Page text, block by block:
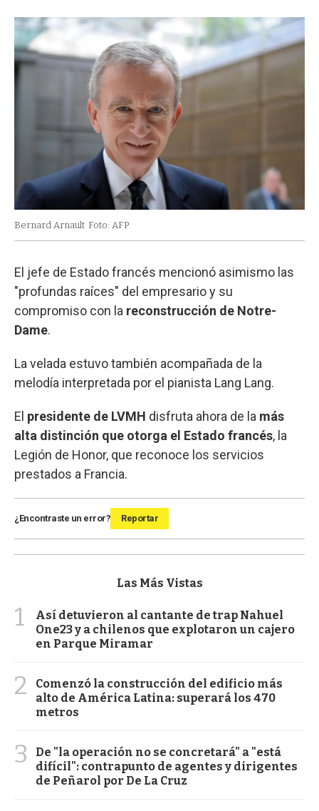
Bernard Arnault Foto: AFP
El jefe de Estado francés mencionó asimismo las
"profundas raíces" del empresario y su
compromiso con la reconstrucción de Notre-
Dame.
La velada estuvo también acompañada de la
melodía interpretada por el pianista Lang Lang.
El presidente de LVMH disfruta ahora de la más
alta distinción que otorga el Estado francés, la
Legión de Honor, que reconoce los servicios
prestados a Francia.
¿Encontraste un error? Reportar
Las Más Vistas
1
Así detuvieron al cantante de trap Nahuel
One23 y a chilenos que explotaron un cajero
en Parque Miramar
2
Comenzó la construcción del edificio más
alto de América Latina: superará los 470
metros
3
De "la operación no se concretará" a "está
difícil": contrapunto de agentes y dirigentes
de Peñarol por De La Cruz